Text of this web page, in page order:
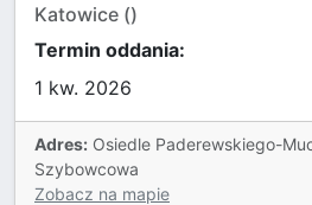
Katowice ()
Termin oddania:
1 kw. 2026
Adres: Osiedle Paderewskiego-
Szybowcowa
Zobacz na mapie